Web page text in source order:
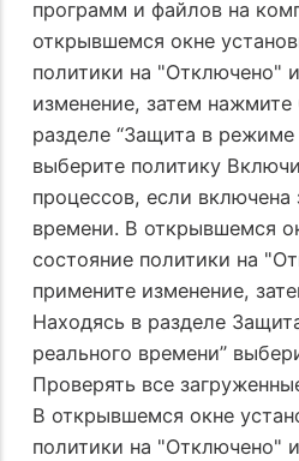
программ и файлов на
открывшемся окне
политики на "Отключено"
изменение, затем
разделе “Защита в режиме
выберите политику
процессов, если включена
времени. В открывшемся
состояние политики на
примените изменение,
Находясь в разделе
реального времени”
Проверять все
В открывшемся окне
политики на "Отключено"